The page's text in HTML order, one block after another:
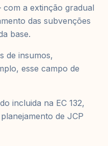
a extinção gradual
das subvenções
base.
de insumos,
esse campo de
incluida na EC 132,
de JCP